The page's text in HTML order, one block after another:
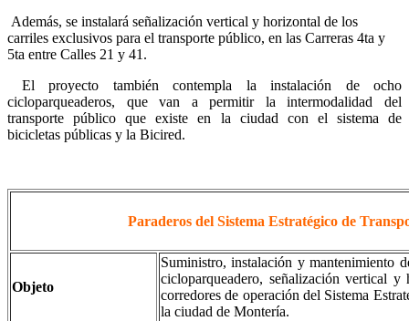
Además, se instalará señalización vertical y horizontal de los
carriles exclusivos para el transporte público, en las Carreras 4ta y
5ta entre Calles 21 y 41.
El proyecto también contempla la instalación de ocho
cicloparqueaderos, que van a permitir la intermodalidad del
transporte público que existe en la ciudad con el sistema de
bicicletas públicas y la Bicired.
Paraderos del Sistema Estratégico de
Objeto
Suministro, instalación y mantenimiento
cicloparqueadero, señalización vertical
corredores de operación del Sistema
la ciudad de Montería.